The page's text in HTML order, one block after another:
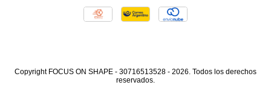
Copyright FOCUS ON SHAPE - 30716513528 - 2026. Todos los derechos
reservados.